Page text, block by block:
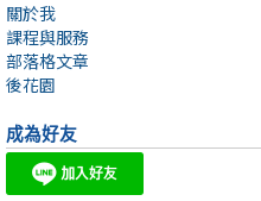
關於我
課程與服務
部落格文章
後花園
成為好友